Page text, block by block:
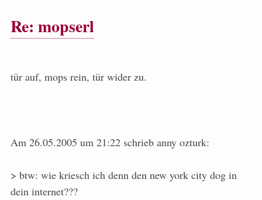
Re: mopserl
tür auf, mops rein, tür wider zu.
Am 26.05.2005 um 21:22 schrieb anny ozturk:
> btw: wie kriesch ich denn den new york city dog in
dein internet???